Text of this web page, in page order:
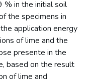
% in the initial soil
the specimens in
application energy
of lime and the
presente in the
based on the result
of lime and